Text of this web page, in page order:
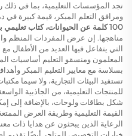
تجد المؤسسات التعليمية، بما في ذلك
ومرافق التعلم المبكر، قيمة كبيرة في
100 كلمة عن الحيوانات، كتاب تعليمي بورق مقوى وغطاء صلب
مناهجها. إن عرض المفردات المنظم
التي يتفاعل فيها العديد من الأطفال
المعلمون ومنسقو التعليم أساسيات
بسلاسة مع معايير التعليم المبكر
تستفيد البيئات التجارية، ولا سيما
للمنتجات التعليمية، من الجاذبية
شكل بطاقات ولوحات، بالإضافة إلى
القيمة التعليمية وطريقة العرض
الرعاية الذين يبحثون عن هدايا ذات